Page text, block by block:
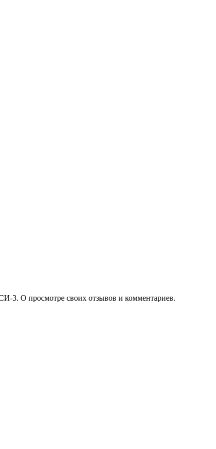
3. О просмотре своих отзывов и комментариев.